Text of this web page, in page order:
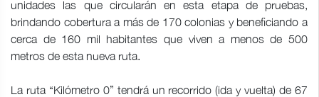
unidades las que circularán en esta etapa de pruebas,
brindando cobertura a más de 170 colonias y beneficiando a
cerca de 160 mil habitantes que viven a menos de 500
metros de esta nueva ruta.
La ruta “Kilómetro 0” tendrá un recorrido (ida y vuelta) de 67